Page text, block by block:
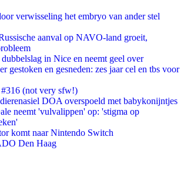
verwisseling het embryo van ander stel
aanval op NAVO-land groeit,
in Nice en neemt geel over
gestoken en gesneden: zes jaar cel en tbs voor
(not very sfw!)
DOA overspoeld met babykonijntjes
neemt 'vulvalippen' op: 'stigma op
komt naar Nintendo Switch
Den Haag